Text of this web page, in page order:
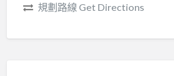
規劃路線 Get Directions